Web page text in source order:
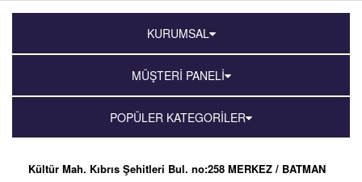
KURUMSAL
MÜŞTERİ PANELİ
POPÜLER KATEGORİLER
Kültür Mah. Kıbrıs Şehitleri Bul. no:258 MERKEZ / BATMAN